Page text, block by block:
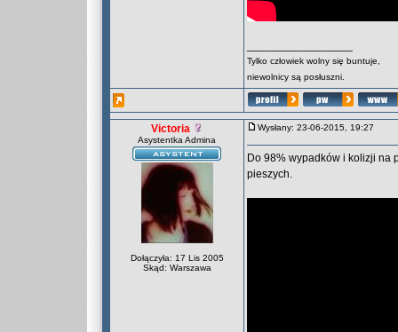
Tylko człowiek wolny się buntuje,
niewolnicy są posłuszni.
Victoria
Asystentka Admina
Dołączyła: 17 Lis 2005
Skąd: Warszawa
Wysłany: 23-06-2015, 19:27
Do 98% wypadków i kolizji na
pieszych.